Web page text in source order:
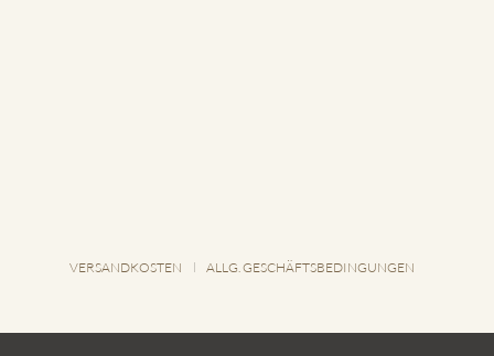
VERSANDKOSTEN ALLG. GESCHÄFTSBEDINGUNGEN